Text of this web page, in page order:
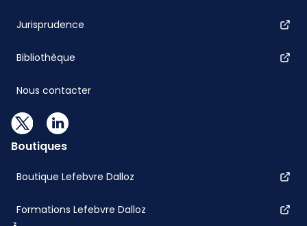
Jurisprudence
Bibliothèque
Nous contacter
Boutiques
Boutique Lefebvre Dalloz
Formations Lefebvre Dalloz